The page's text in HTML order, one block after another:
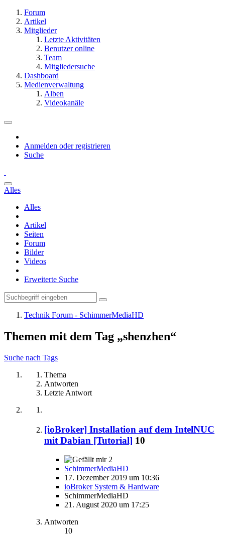
Forum
Artikel
Mitglieder
Letzte Aktivitäten
Benutzer online
Team
Mitgliedersuche
Dashboard
Medienverwaltung
Alben
Videokanäle
Anmelden oder registrieren
Suche
Alles
Alles
Artikel
Seiten
Forum
Bilder
Videos
Erweiterte Suche
Technik Forum - SchimmerMediaHD
Themen mit dem Tag „shenzhen“
Suche nach Tags
Thema
Antworten
Letzte Antwort
[ioBroker] Installation auf dem IntelNUC
mit Dabian [Tutorial] 10
2
SchimmerMediaHD
17. Dezember 2019 um 10:36
ioBroker System & Hardware
SchimmerMediaHD
21. August 2020 um 17:25
Antworten
10